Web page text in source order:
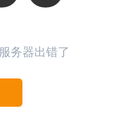
务器出错了